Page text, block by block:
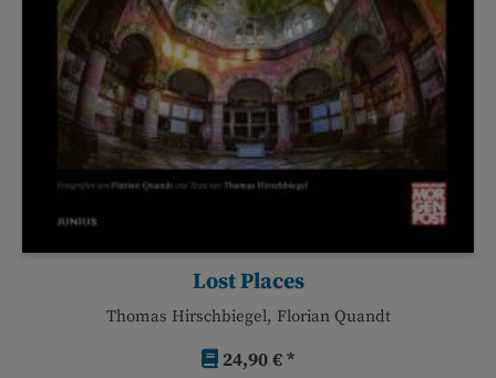
Lost Places
Thomas Hirschbiegel, Florian Quandt
24,90 € *